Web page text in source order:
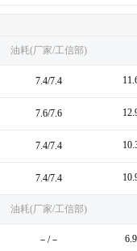
油耗(厂家/工信部)
7.4/7.4
7.6/7.6
7.4/7.4
7.4/7.4
油耗(厂家/工信部)
－/－